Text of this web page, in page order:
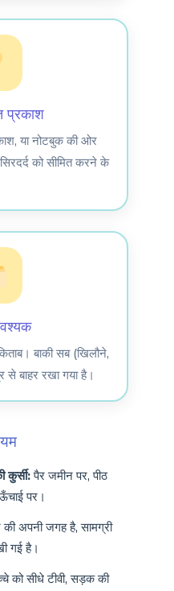
प्रकाश
या नोटबुक की ओर
को सीमित करने के
बाकी सब (खिलौने,
से बाहर रखा गया है।
कुर्सी:पैर जमीन पर, पीठ
पर।
अपनी जगह है, सामग्री
गई है।
को सीधे टीवी, सड़क की